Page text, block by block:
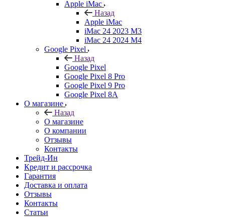
Apple iMac
Назад
Apple iMac
iMac 24 2023 M3
iMac 24 2024 M4
Google Pixel
Назад
Google Pixel
Google Pixel 8 Pro
Google Pixel 9 Pro
Google Pixel 8A
О магазине
Назад
О магазине
О компании
Отзывы
Контакты
Трейд-Ин
Кредит и рассрочка
Гарантия
Доставка и оплата
Отзывы
Контакты
Статьи